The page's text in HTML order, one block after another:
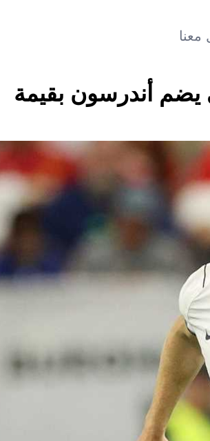
معنا
يضم أندرسون بقيمة